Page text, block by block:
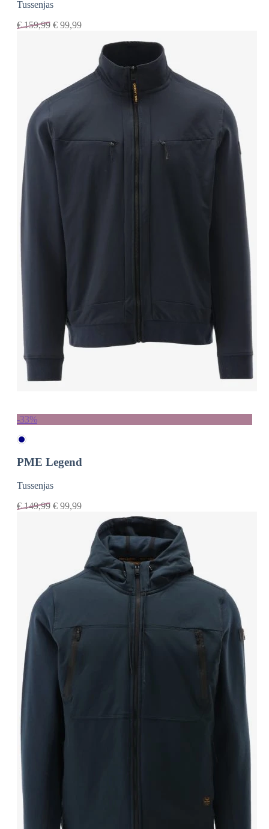
Tussenjas
€159,99 € 99,99
-33%
PME Legend
Tussenjas
€149,99 € 99,99